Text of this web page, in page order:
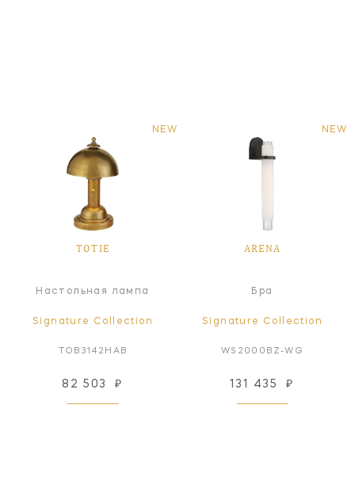
NEW
TOTIE
Настольная лампа
Signature Collection
TOB3142HAB
82 503 ₽
NEW
ARENA
Бра
Signature Collection
WS2000BZ-WG
131 435 ₽